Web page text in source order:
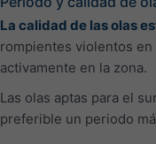
La calidad de las olas
rompientes violentos
activamente en la zona.
Las olas aptas para el
preferible un periodo